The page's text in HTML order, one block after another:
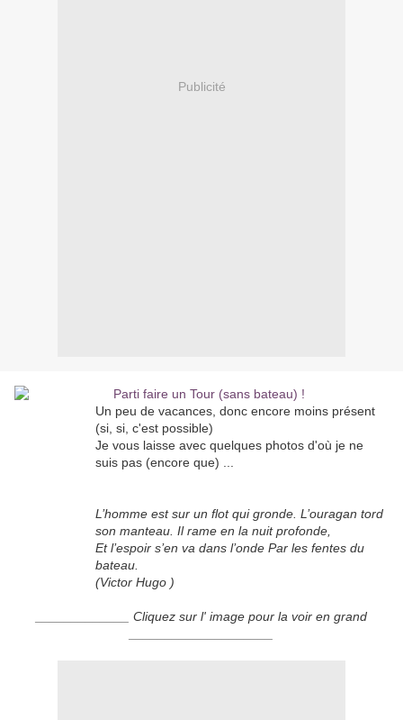
Publicité
Un peu de vacances, donc encore moins présent
(si, si, c'est possible)
Je vous laisse avec quelques photos d'où je ne
suis pas (encore que) ...
L’homme est sur un flot qui gronde. L’ouragan tord
son manteau. Il rame en la nuit profonde,
Et l’espoir s’en va dans l’onde Par les fentes du
bateau.
(Victor Hugo )
_____________ Cliquez sur l' image pour la voir en grand